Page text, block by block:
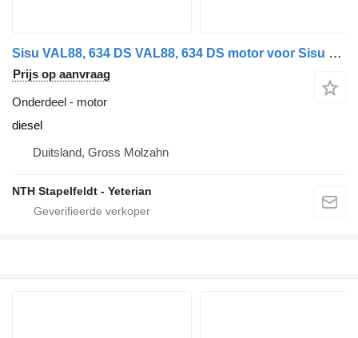
Sisu VAL88, 634 DS VAL88, 634 DS motor voor Sisu passend für Massey Ferguson und Steyer vrachtwagen
Prijs op aanvraag
Onderdeel - motor
diesel
Duitsland, Gross Molzahn
NTH Stapelfeldt - Yeterian